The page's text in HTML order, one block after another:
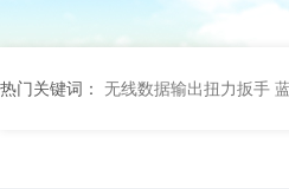
热门关键词： 无线数据输出扭力扳手